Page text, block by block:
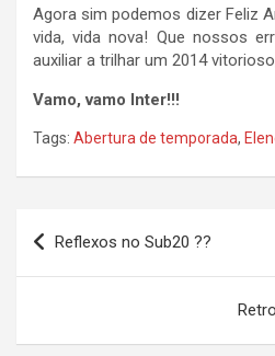
Agora sim podemos dizer Feliz
vida, vida nova! Que nossos
auxiliar a trilhar um 2014
Vamo, vamo Inter!!!
Tags: Abertura de temporada,
Navegação
de
Reflexos no Sub20 ??